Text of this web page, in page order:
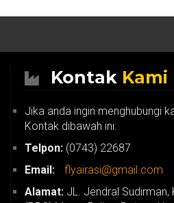
Kontak Kami
Jika anda ingin menghubungi
Kontak dibawah ini:
Telpon: (0743) 22687
Email:
flyairasi@gmail.com
Alamat: JL. Jendral Sudirman,